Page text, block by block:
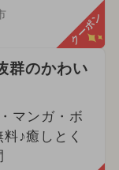
クーポン
群のかわい
マンガ・ボ
♪癒しとく